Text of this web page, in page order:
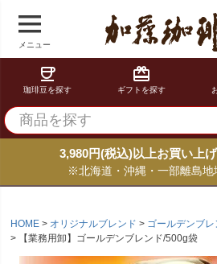
メニュー
coffee
珈琲豆を探す
card_giftcard
ギフトを探す
3,980円(税込)以上お買い上
※北海道・沖縄・一部離島地
HOME オリジナルブレンド
ゴールデンブレ
【業務用卸】ゴールデンブレンド/500g袋